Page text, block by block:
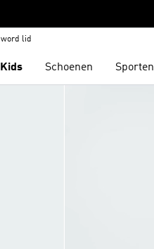
word lid
Kids Schoenen Sporten